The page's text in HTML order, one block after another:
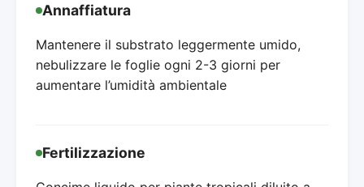
Annaffiatura
Mantenere il substrato leggermente umido,
nebulizzare le foglie ogni 2-3 giorni per
aumentare l’umidità ambientale
Fertilizzazione